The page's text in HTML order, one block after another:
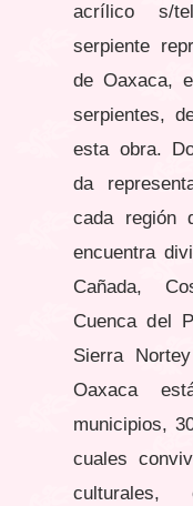
acrílico s/
serpiente
de Oaxaca,
serpientes,
esta obra.
da
cada región
encuentra
Cañada,
Cuenca del
Sierra
Oaxaca
municipios,
cuales